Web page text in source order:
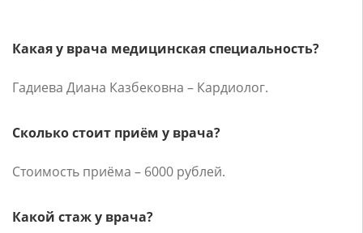
Какая у врача медицинская специальность?
Гадиева Диана Казбековна – Кардиолог.
Сколько стоит приём у врача?
Стоимость приёма – 6000 рублей.
Какой стаж у врача?